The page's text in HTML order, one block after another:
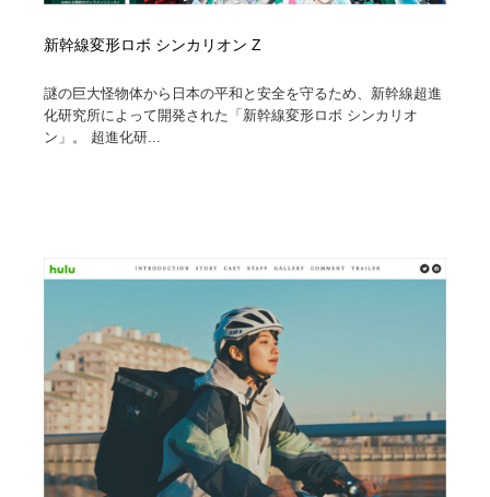
鉛筆画・木炭画・デッサン・クロッキー
グラフィティ・Graffiti・ストリートアート
グラフィティ・Graffiti・ストリートアート
GWD スタッフお気に入り 201
ニュース・マガジン・メディア・SNS・YouTube
新幹線変形ロボ シンカリオン Z
謎の巨大怪物体から日本の平和と安全を守るため、新幹線超進
化研究所によって開発された「新幹線変形ロボ シンカリオ
ン」。 超進化研...